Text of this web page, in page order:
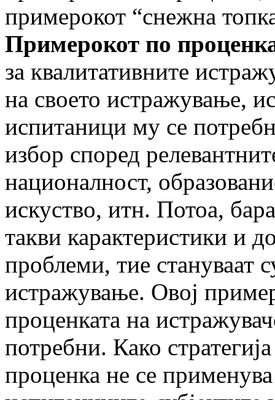
примерокот “снежна
Примерокот по
за квалитативните
на своето истражување,
испитаници му се
избор според
националност,
искуство, итн. Потоа,
такви карактеристики и
проблеми, тие стануваат
истражување. Овој
проценката на
потребни. Како
проценка не се